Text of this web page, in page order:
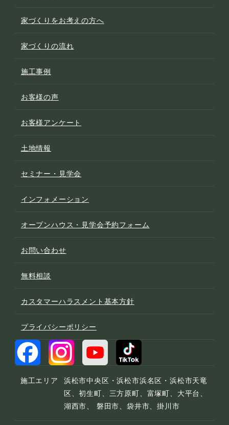
家づくりをお考えの方へ
家づくりの流れ
施工事例
お客様の声
お客様アンケート
土地情報
セミナー・見学会
インフォメーション
オープンハウス・見学会予約フォーム
お問い合わせ
無料相談
カスタマーハラスメント基本方針
プライバシーポリシー
施工エリア
浜松市中央区・浜松市浜名区・浜松市天竜
区、初生町、三方原町、富塚町、大平台、
湖西市、 磐田市、袋井市、掛川市